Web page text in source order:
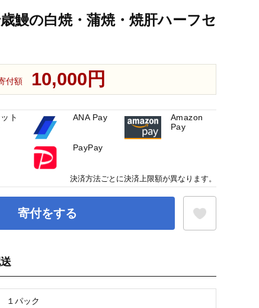
鰻の白焼・蒲焼・焼肝ハーフセ
付額 10,000円
寄付をする
１パック
ト
ANA Pay
Amazon
Pay
PayPay
決済方法ごとに決済上限額が異なります。